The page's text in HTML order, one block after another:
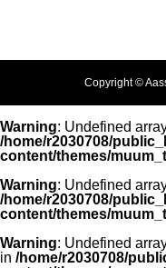
Copyright ©
Warning: Undefined
/home/r2030708/
content/themes/
Warning: Undefined
/home/r2030708/
content/themes/
Warning: Undefined
in /home/r2030708/